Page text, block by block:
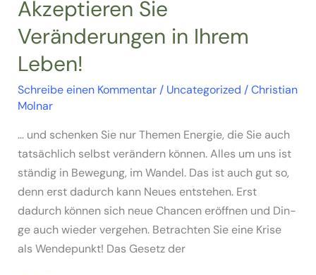
Akzeptieren Sie
Veränderungen in Ihrem
Leben!
Schreibe einen Kommentar / Uncategorized /Christian
Molnar
… und schen­ken Sie nur The­men Ener­gie, die Sie auch
tat­säch­lich selbst ver­än­dern kön­nen. Alles um uns ist
stän­dig in Bewe­gung, im Wan­del. Das ist auch gut so,
denn erst dadurch kann Neu­es ent­ste­hen. Erst
dadurch kön­nen sich neue Chan­cen eröff­nen und Din­
ge auch wie­der ver­ge­hen. Betrach­ten Sie eine Kri­se
als Wen­de­punkt! Das Gesetz der